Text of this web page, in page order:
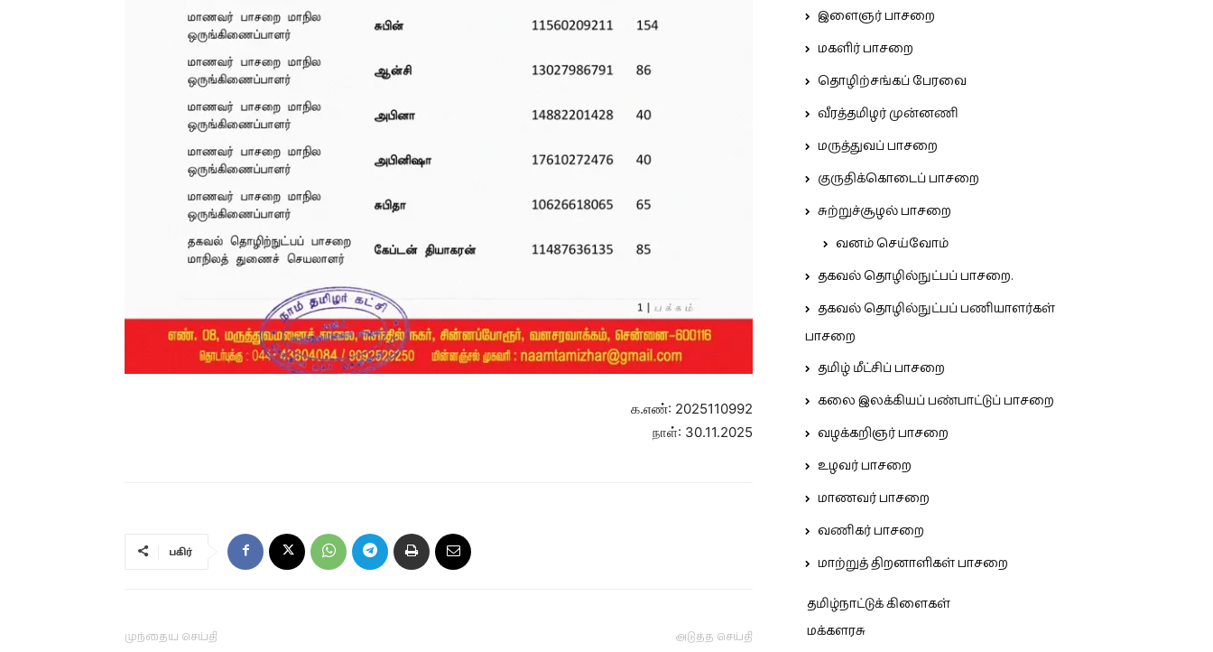
க.எண்: 2025110992
நாள்: 30.11.2025
பகிர்
முந்தைய செய்தி அடுத்த செய்தி
இளைஞர் பாசறை
மகளிர் பாசறை
தொழிற்சங்கப் பேரவை
வீரத்தமிழர் முன்னணி
மருத்துவப் பாசறை
குருதிக்கொடைப் பாசறை
சுற்றுச்சூழல் பாசறை
வனம் செய்வோம்
தகவல் தொழில்நுட்பப் பாசறை.
தகவல் தொழில்நுட்பப் பணியாளர்கள்
பாசறை
தமிழ் மீட்சிப் பாசறை
கலை இலக்கியப் பண்பாட்டுப் பாசறை
வழக்கறிஞர் பாசறை
உழவர் பாசறை
மாணவர் பாசறை
வணிகர் பாசறை
மாற்றுத் திறனாளிகள் பாசறை
தமிழ்நாட்டுக் கிளைகள்
மக்களரசு